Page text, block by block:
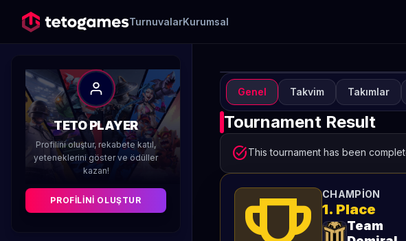
TurnuvalarKurumsal
TETO PLAYER
Profilini oluştur, rekabete katıl,
yeteneklerini göster ve ödüller
kazan!
PROFILINI OLUŞTUR
TURNUVA KAPALI
TETO
Weekly
Düzenleyen TETO
Genel Takvim Takımlar
Tournament Result
task_altThis tournament has been
CHAMPION
1. Place
Team